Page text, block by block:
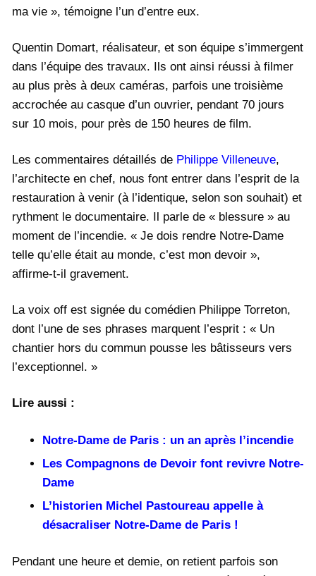
ma vie », témoigne l’un d’entre eux.
Quentin Domart, réalisateur, et son équipe s’immergent
dans l’équipe des travaux. Ils ont ainsi réussi à filmer
au plus près à deux caméras, parfois une troisième
accrochée au casque d’un ouvrier, pendant 70 jours
sur 10 mois, pour près de 150 heures de film.
Les commentaires détaillés de Philippe Villeneuve,
l’architecte en chef, nous font entrer dans l’esprit de la
restauration à venir (à l’identique, selon son souhait) et
rythment le documentaire. Il parle de « blessure » au
moment de l’incendie. « Je dois rendre Notre-Dame
telle qu’elle était au monde, c’est mon devoir »,
affirme-t-il gravement.
La voix off est signée du comédien Philippe Torreton,
dont l’une de ses phrases marquent l’esprit : « Un
chantier hors du commun pousse les bâtisseurs vers
l’exceptionnel. »
Lire aussi :
Notre-Dame de Paris : un an après l’incendie
Les Compagnons de Devoir font revivre Notre-
Dame
L’historien Michel Pastoureau appelle à
désacraliser Notre-Dame de Paris !
Pendant une heure et demie, on retient parfois son